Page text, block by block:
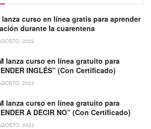
lanza curso en línea gratis para aprender
durante la cuarentena
2022
lanza curso en línea gratuito para
INGLÉS” (Con Certificado)
2022
lanza curso en línea gratuito para
A DECIR NO” (Con Certificado)
2022